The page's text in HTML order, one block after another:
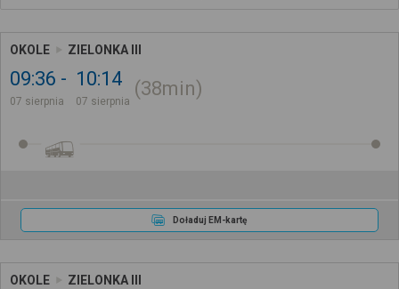
OKOLE ZIELONKA III
09:36
07 sierpnia
10:14
07 sierpnia
38min
Doładuj EM-kartę
OKOLE ZIELONKA III